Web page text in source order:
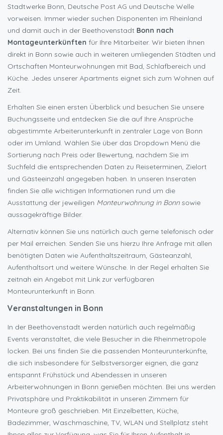
Stadtwerke Bonn, Deutsche Post AG und Deutsche Welle
vorweisen. Immer wieder suchen Disponenten im Rheinland
und damit auch in der Beethovenstadt Bonn nach
Montageunterkünften für Ihre Mitarbeiter. Wir bieten Ihnen
direkt in Bonn sowie auch in weiteren umliegenden Städten und
Ortschaften Monteurwohnungen mit Bad, Schlafbereich und
Küche. Jedes unserer Apartments eignet sich zum Wohnen auf
Zeit.
Erhalten Sie einen ersten Überblick und besuchen Sie unsere
Buchungsseite und entdecken Sie die auf Ihre Ansprüche
abgestimmte Arbeiterunterkunft in zentraler Lage von Bonn
oder im Umland. Wählen Sie über das Dropdown Menü die
Sortierung nach Preis oder Bewertung, nachdem Sie im
Suchfeld die entsprechenden Daten zu Reiseterminen, Zielort
und Gästeeinzahl angegeben haben. In unseren Inseraten
finden Sie alle wichtigen Informationen rund um die
Ausstattung der jeweiligen Monteurwohnung in Bonnsowie
aussagekräftige Bilder.
Alternativ können Sie uns natürlich auch gerne telefonisch oder
per Mail erreichen. Senden Sie uns hierzu Ihre Anfrage mit allen
benötigten Daten wie Aufenthaltszeitraum, Gästeanzahl,
Aufenthaltsort und weitere Wünsche. In der Regel erhalten Sie
zeitnah ein Angebot mit Link zur verfügbaren
Monteurunterkunft in Bonn.
Veranstaltungen in Bonn
In der Beethovenstadt werden natürlich auch regelmäßig
Events veranstaltet, die viele Besucher in die Rheinmetropole
locken. Bei uns finden Sie die passenden Monteurunterkünfte,
die sich insbesondere für Selbstversorger eignen, die ganz
entspannt Frühstück und Abendessen in unseren
Arbeiterwohnungen in Bonn genießen möchten. Bei uns werden
Privatsphäre und Praktikabilität in unseren Zimmern für
Monteure groß geschrieben. Mit Einzelbetten, Küche,
Badezimmer, Waschmaschine, TV, WLAN und Stellplatz steht